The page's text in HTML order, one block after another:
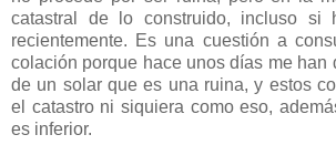
catastral de lo construido, incluso si
recientemente. Es una cuestión a
colación porque hace unos días me han
de un solar que es una ruina, y estos
el catastro ni siquiera como eso,
es inferior.